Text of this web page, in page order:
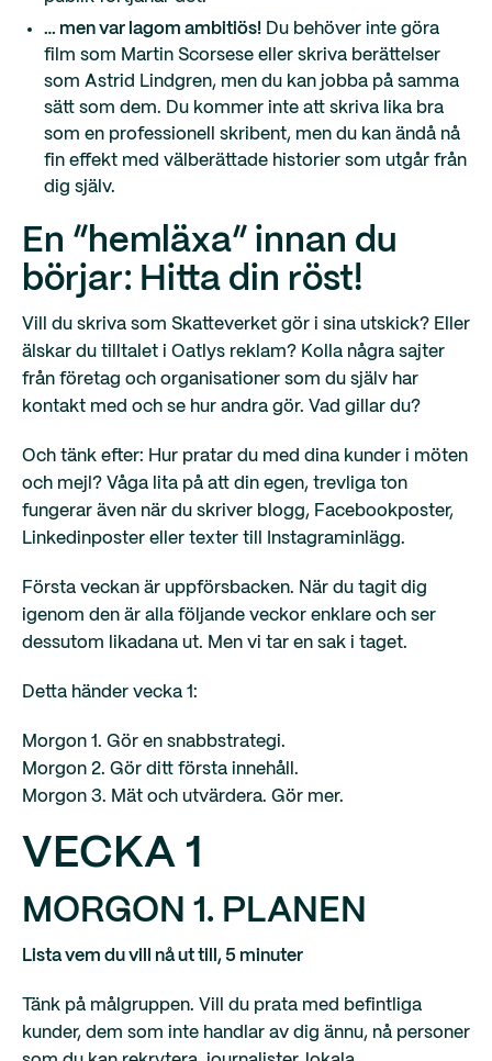
… men var lagom ambitiös! Du behöver inte göra
film som Martin Scorsese eller skriva berättelser
som Astrid Lindgren, men du kan jobba på samma
sätt som dem. Du kommer inte att skriva lika bra
som en professionell skribent, men du kan ändå nå
fin effekt med välberättade historier som utgår från
dig själv.
En “hemläxa” innan du
börjar: Hitta din röst!
Vill du skriva som Skatteverket gör i sina utskick? Eller
älskar du tilltalet i Oatlys reklam? Kolla några sajter
från företag och organisationer som du själv har
kontakt med och se hur andra gör. Vad gillar du?
Och tänk efter: Hur pratar du med dina kunder i möten
och mejl? Våga lita på att din egen, trevliga ton
fungerar även när du skriver blogg, Facebookposter,
Linkedinposter eller texter till Instagraminlägg.
Första veckan är uppförsbacken. När du tagit dig
igenom den är alla följande veckor enklare och ser
dessutom likadana ut. Men vi tar en sak i taget.
Detta händer vecka 1:
Morgon 1. Gör en snabbstrategi.
Morgon 2. Gör ditt första innehåll.
Morgon 3. Mät och utvärdera. Gör mer.
VECKA 1
MORGON 1. PLANEN
Lista vem du vill nå ut till, 5 minuter
Tänk på målgruppen. Vill du prata med befintliga
kunder, dem som inte handlar av dig ännu, nå personer